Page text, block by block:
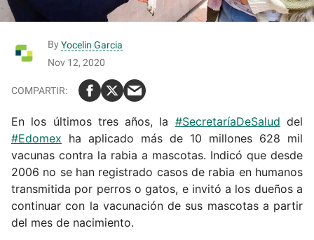
By Yocelin Garcia
Nov 12, 2020
En los últimos tres años, la #SecretaríaDeSalud del
#Edomex ha aplicado más de 10 millones 628 mil
vacunas contra la rabia a mascotas. Indicó que desde
2006 no se han registrado casos de rabia en humanos
transmitida por perros o gatos, e invitó a los dueños a
continuar con la vacunación de sus mascotas a partir
del mes de nacimiento.